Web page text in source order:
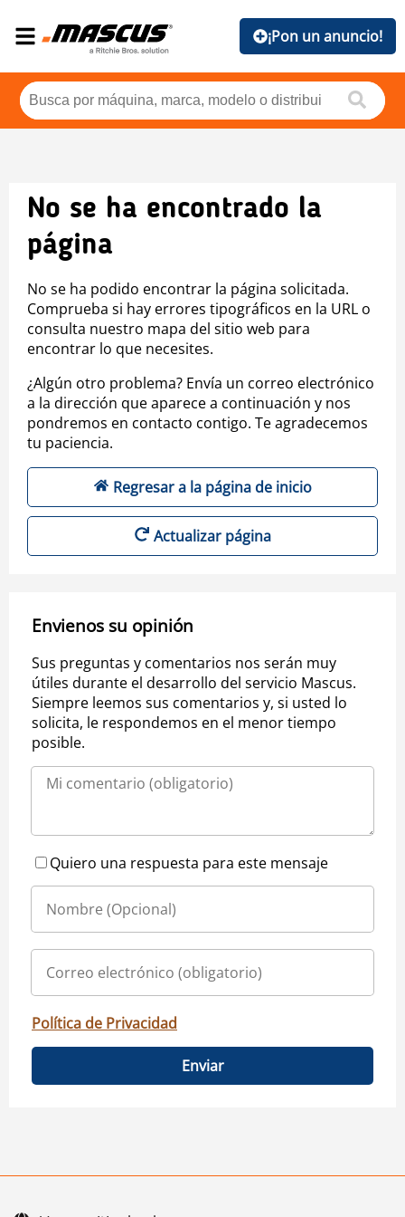
¡Pon un anuncio!
No se ha encontrado la
página
No se ha podido encontrar la página solicitada.
Comprueba si hay errores tipográficos en la URL o
consulta nuestro mapa del sitio web para
encontrar lo que necesites.
¿Algún otro problema? Envía un correo electrónico
a la dirección que aparece a continuación y nos
pondremos en contacto contigo. Te agradecemos
tu paciencia.
Regresar a la página de inicio
Actualizar página
Envienos su opinión
Sus preguntas y comentarios nos serán muy
útiles durante el desarrollo del servicio Mascus.
Siempre leemos sus comentarios y, si usted lo
solicita, le respondemos en el menor tiempo
posible.
Quiero una respuesta para este mensaje
Política de Privacidad
Enviar